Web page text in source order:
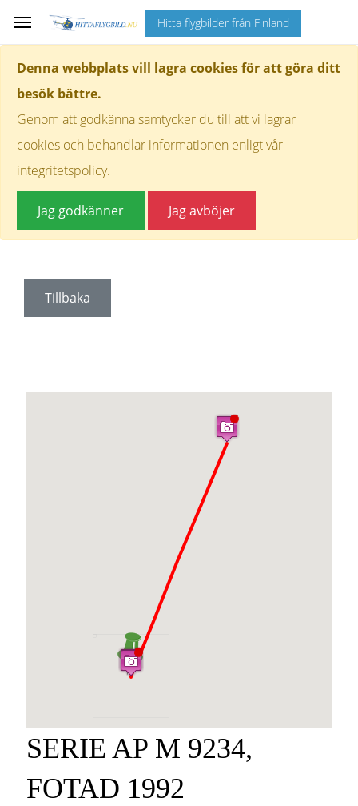
Denna webbplats vill lagra cookies för att göra ditt
besök bättre.
Genom att godkänna samtycker du till att vi lagrar
cookies och behandlar informationen enligt vår
integritetspolicy.
Jag godkänner Jag avböjer
Hitta flygbilder från Finland
Tillbaka
SERIE AP M 9234,
FOTAD 1992